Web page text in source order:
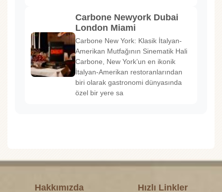
Carbone Newyork Dubai
London Miami
Carbone New York: Klasik İtalyan-
Amerikan Mutfağının Sinematik Hali
Carbone, New York’un en ikonik
İtalyan-Amerikan restoranlarından
biri olarak gastronomi dünyasında
özel bir yere sa
Hakkımızda Hızlı Linkler